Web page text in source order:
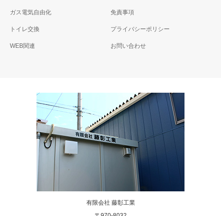
ガス電気自由化
トイレ交換
WEB関連
免責事項
プライバシーポリシー
お問い合わせ
有限会社 藤彰工業